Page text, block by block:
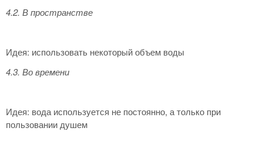
4.2. В пространстве
Идея: использовать некоторый объем воды
4.3. Во времени
Идея: вода используется не постоянно, а только при
пользовании душем